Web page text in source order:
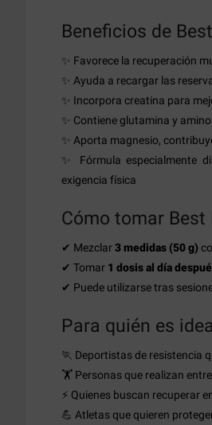
Beneficios de
✨ Favorece la recuperación
✨ Ayuda a recargar las
✨ Incorpora creatina para
✨ Contiene glutamina y
✨ Aporta magnesio,
✨ Fórmula especialmente
exigencia física
Cómo tomar Best
✔ Mezclar3 medidas (50 g)
✔ Tomar 1 dosis al día
✔ Puede utilizarse tras
Para quién es
🏃 Deportistas de resistencia
🏋️ Personas que realizan
⚡ Quienes buscan recuperar
💪 Atletas que quieren